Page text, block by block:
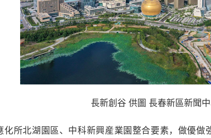
長新創谷 供圖 長春新區新聞
北湖園區、中科新興産業園整合要素，做優做